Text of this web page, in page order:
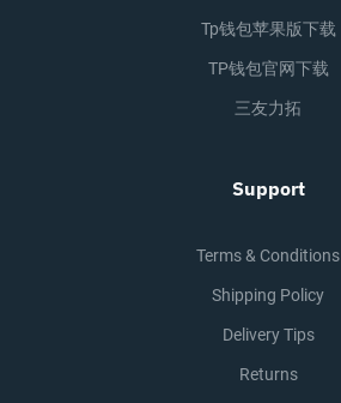
Tp钱包苹果版下载
TP钱包官网下载
三友力拓
Support
Terms & Conditions
Shipping Policy
Delivery Tips
Returns